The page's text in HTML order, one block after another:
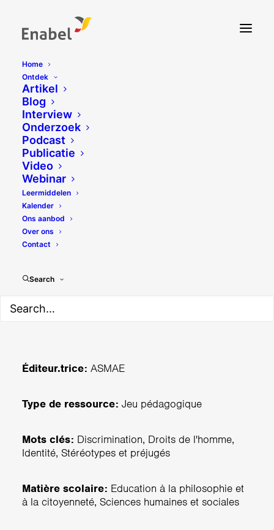
Home
Ontdek
Artikel
Blog
Interview
Onderzoek
Podcast
Publicatie
Video
Webinar
Leermiddelen
Kalender
Ons aanbod
Over ons
Contact
Search
Pas Touch!
Éditeur.trice: ASMAE
Type de ressource: Jeu pédagogique
Mots clés: Discrimination, Droits de l'homme,
Identité, Stéréotypes et préjugés
Matière scolaire: Education à la philosophie et
à la citoyenneté, Sciences humaines et sociales